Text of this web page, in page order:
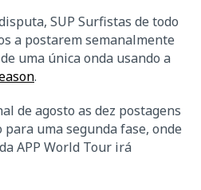
SUP Surfistas de todo
a postarem semanalmente
uma única onda usando a
.
de agosto as dez postagens
para uma segunda fase, onde
APP World Tour irá